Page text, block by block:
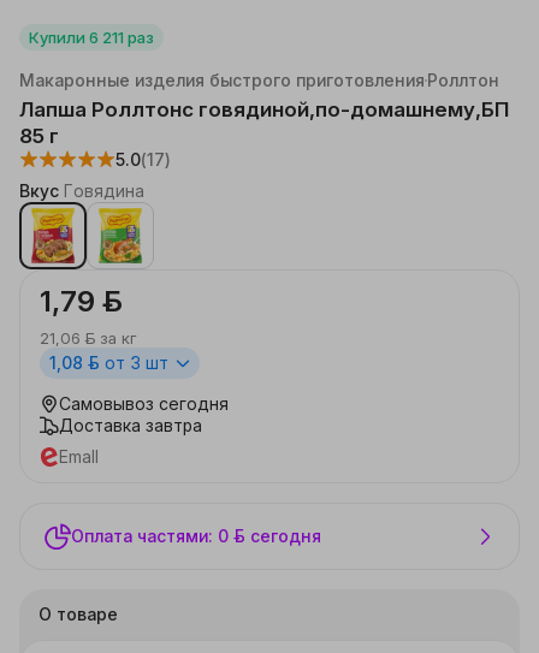
Купили 6 211 раз
Каталог
Продукты
Продукты быстрого приготовления
Макаронные изделия быстрого приготовления Роллтон
Лапша Роллтонс говядиной,по-домашнему,БП
85 г
5.0(17)
Вкус Говядина
1,79 ƃ
21,06 ƃ за кг
1,08 ƃ от 3 шт
Самовывоз сегодня
Доставка завтра
Emall
Оплата частями: 0 ƃ сегодня
О товаре